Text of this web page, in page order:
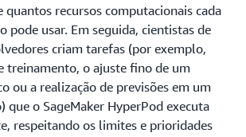
recursos computacionais cada
pode usar. Em seguida, cientistas de
criam tarefas (por exemplo,
treinamento, o ajuste fino de um
ou a realização de previsões em um
que o SageMaker HyperPod executa
respeitando os limites e prioridades